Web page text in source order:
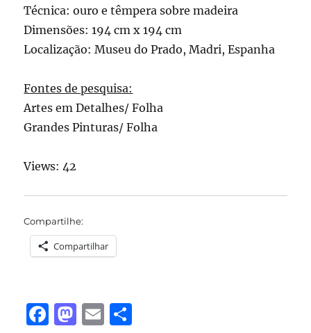
Técnica: ouro e têmpera sobre madeira
Dimensões: 194 cm x 194 cm
Localização: Museu do Prado, Madri, Espanha
Fontes de pesquisa:
Artes em Detalhes/ Folha
Grandes Pinturas/ Folha
Views: 42
Compartilhe:
Compartilhar
F
M E